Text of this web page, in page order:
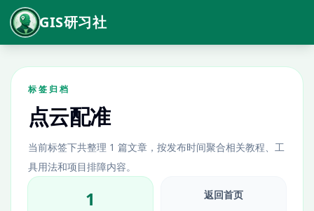
GIS研习社
标签归档
点云配准
当前标签下共整理 1 篇文章，按发布时间聚合相关教程、工
具用法和项目排障内容。
1 返回首页